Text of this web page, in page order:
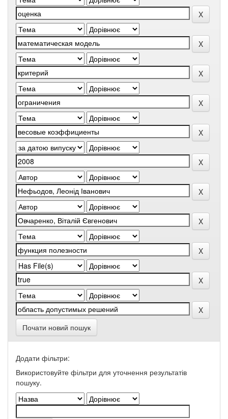
Почати новий пошук
Додати фільтри:
Використовуйте фільтри для уточнення результатів
пошуку.